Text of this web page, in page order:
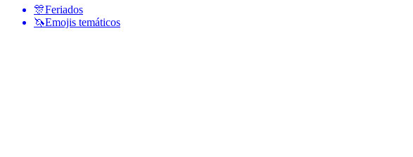
🎊Feriados
🦄Emojis temáticos